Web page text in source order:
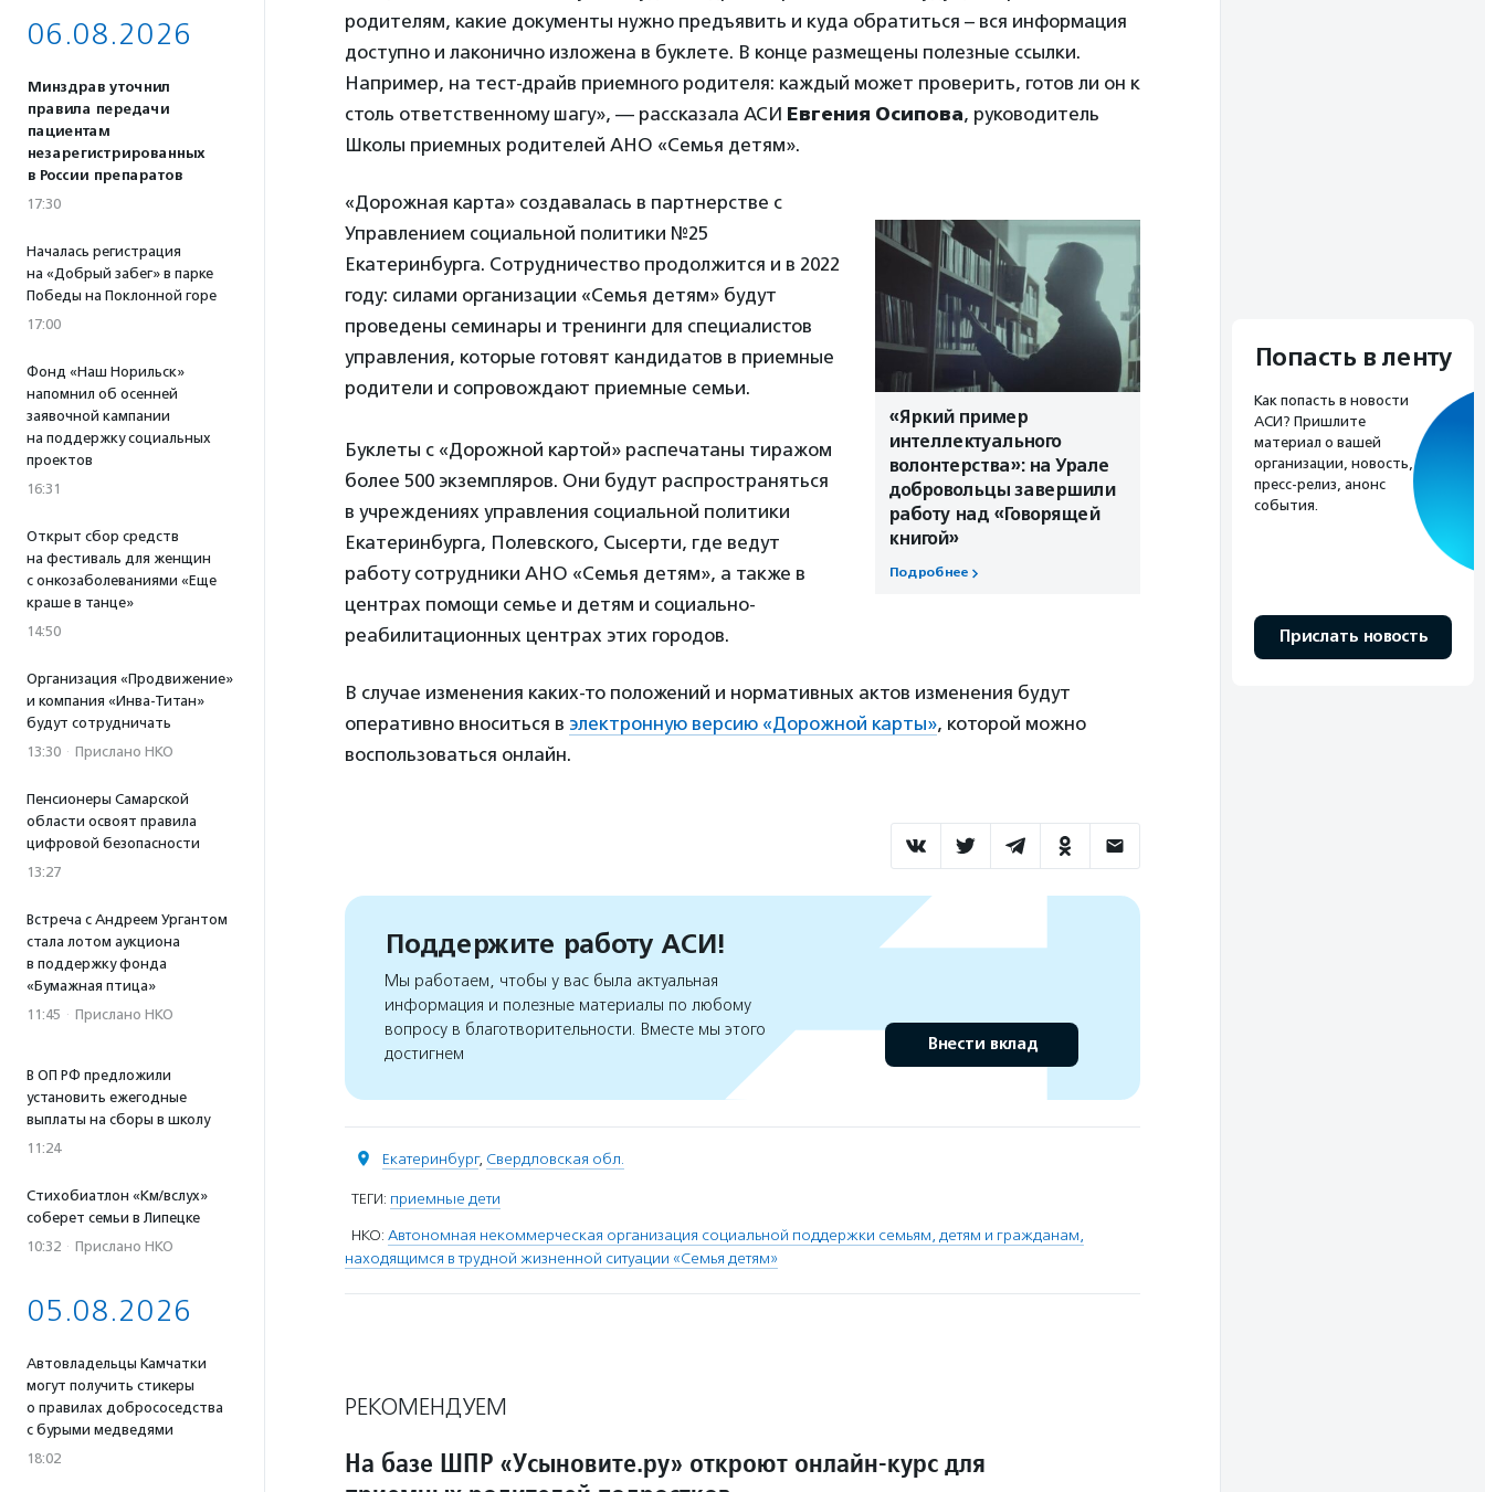
06.08.2026
Минздрав уточнил
правила передачи
пациентам
незарегистрированных
в России препаратов
17:30
Началась регистрация
на «Добрый забег» в парке
Победы на Поклонной горе
17:00
Фонд «Наш Норильск»
напомнил об осенней
заявочной кампании
на поддержку социальных
проектов
16:31
Открыт сбор средств
на фестиваль для женщин
с онкозаболеваниями «Еще
краше в танце»
14:50
Организация «Продвижение»
и компания «Инва-Титан»
будут сотрудничать
13:30 · Прислано НКО
Пенсионеры Самарской
области освоят правила
цифровой безопасности
13:27
Встреча с Андреем Ургантом
стала лотом аукциона
в поддержку фонда
«Бумажная птица»
11:45 · Прислано НКО
В ОП РФ предложили
установить ежегодные
выплаты на сборы в школу
11:24
Стихобиатлон «Км/вслух»
соберет семьи в Липецке
10:32 · Прислано НКО
05.08.2026
Автовладельцы Камчатки
могут получить стикеры
о правилах добрососедства
с бурыми медведями
18:02
родителям, какие документы нужно предъявить и куда обратиться – вся информация
доступно и лаконично изложена в буклете. В конце размещены полезные ссылки.
Например, на тест-драйв приемного родителя: каждый может проверить, готов ли он к
столь ответственному шагу», — рассказала АСИ Евгения Осипова, руководитель
Школы приемных родителей АНО «Семья детям».
«Яркий пример
интеллектуального
волонтерства»: на Урале
добровольцы завершили
работу над «Говорящей
книгой»
Подробнее
«Дорожная карта» создавалась в партнерстве с
Управлением социальной политики №25
Екатеринбурга. Сотрудничество продолжится и в 2022
году: силами организации «Семья детям» будут
проведены семинары и тренинги для специалистов
управления, которые готовят кандидатов в приемные
родители и сопровождают приемные семьи.
Буклеты с «Дорожной картой» распечатаны тиражом
более 500 экземпляров. Они будут распространяться
в учреждениях управления социальной политики
Екатеринбурга, Полевского, Сысерти, где ведут
работу сотрудники АНО «Семья детям», а также в
центрах помощи семье и детям и социально-
реабилитационных центрах этих городов.
В случае изменения каких-то положений и нормативных актов изменения будут
оперативно вноситься в электронную версию «Дорожной карты», которой можно
воспользоваться онлайн.
Поддержите работу АСИ!
Мы работаем, чтобы у вас была актуальная
информация и полезные материалы по любому
вопросу в благотворительности. Вместе мы этого
достигнем
Внести вклад
Екатеринбург, Свердловская обл.
ТЕГИ: приемные дети
НКО: Автономная некоммерческая организация социальной поддержки семьям, детям и гражданам,
находящимся в трудной жизненной ситуации «Семья детям»
РЕКОМЕНДУЕМ
На базе ШПР «Усыновите.ру» откроют онлайн-курс для
Попасть в ленту
Как попасть в новости
АСИ? Пришлите
материал о вашей
организации, новость,
пресс-релиз, анонс
события.
Прислать новость